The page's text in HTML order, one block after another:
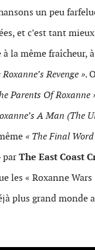
un peu
et c’est tant
la même fraîcheur,
Roxanne’s Revenge ».
Parents Of Roxanne
A Man (The
« The Final
parThe East Coast
les « Roxanne Wars
plus grand monde